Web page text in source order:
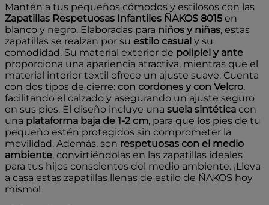
Mantén a tus pequeños cómodos y estilosos con las
Zapatillas Respetuosas Infantiles ÑAKOS 8015 en
blanco y negro. Elaboradas para niños y niñas, estas
zapatillas se realzan por su estilo casual y su
comodidad. Su material exterior de polipiel y ante
proporciona una apariencia atractiva, mientras que el
material interior textil ofrece un ajuste suave. Cuenta
con dos tipos de cierre: con cordones y con Velcro,
facilitando el calzado y asegurando un ajuste seguro
en sus pies. El diseño incluye una suela sintética con
una plataforma baja de 1-2 cm, para que los pies de tu
pequeño estén protegidos sin comprometer la
movilidad. Además, son respetuosas con el medio
ambiente, convirtiéndolas en las zapatillas ideales
para tus hijos conscientes del medio ambiente. ¡Lleva
a casa estas zapatillas llenas de estilo de ÑAKOS hoy
mismo!